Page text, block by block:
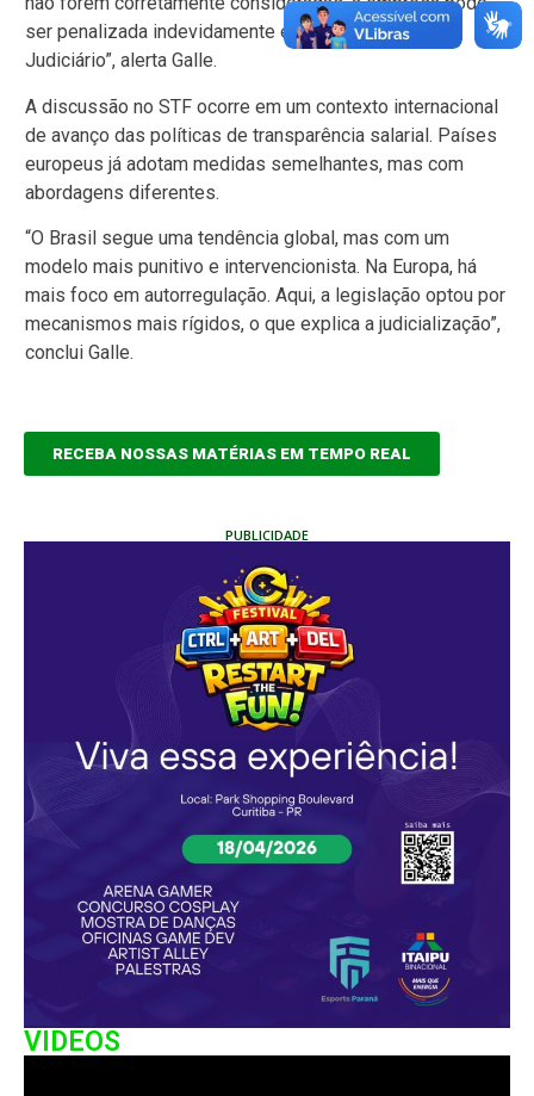
ser penalizada indevidamente e ter que recorrer ao
Judiciário”, alerta Galle.
A discussão no STF ocorre em um contexto internacional
de avanço das políticas de transparência salarial. Países
europeus já adotam medidas semelhantes, mas com
abordagens diferentes.
“O Brasil segue uma tendência global, mas com um
modelo mais punitivo e intervencionista. Na Europa, há
mais foco em autorregulação. Aqui, a legislação optou por
mecanismos mais rígidos, o que explica a judicialização”,
conclui Galle.
RECEBA NOSSAS MATÉRIAS EM TEMPO REAL
PUBLICIDADE
VIDEOS